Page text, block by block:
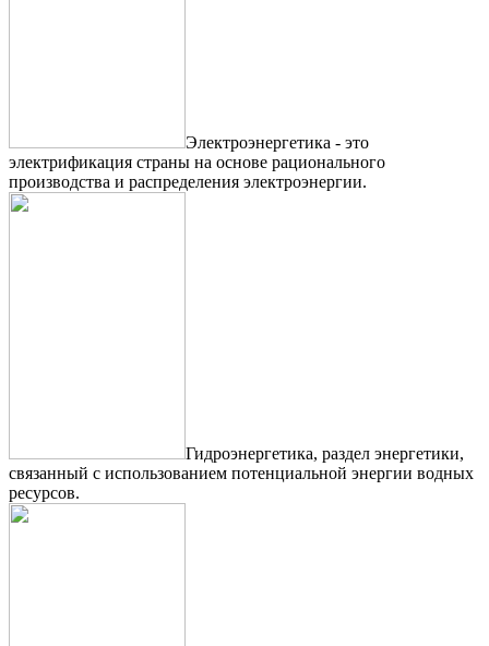
Электроэнергетика - это
электрификация страны на основе рационального
производства и распределения электроэнергии.
Гидроэнергетика, раздел энергетики,
связанный с использованием потенциальной энергии водных
ресурсов.